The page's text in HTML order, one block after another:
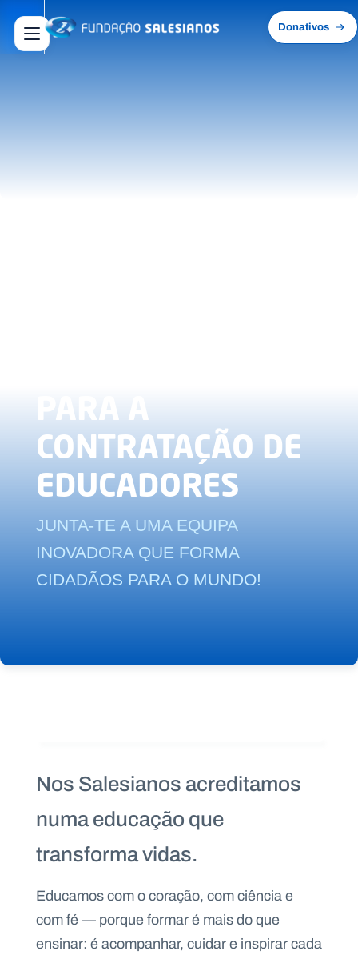
Abrir menu principal
Donativos
PARA A
CONTRATAÇÃO DE
EDUCADORES
JUNTA-TE A UMA EQUIPA
INOVADORA QUE FORMA
CIDADÃOS PARA O MUNDO!
Nos Salesianos acreditamos
numa educação que
transforma vidas.
Educamos com o coração, com ciência e
com fé — porque formar é mais do que
ensinar: é acompanhar, cuidar e inspirar cada
Início
Sobre
nós